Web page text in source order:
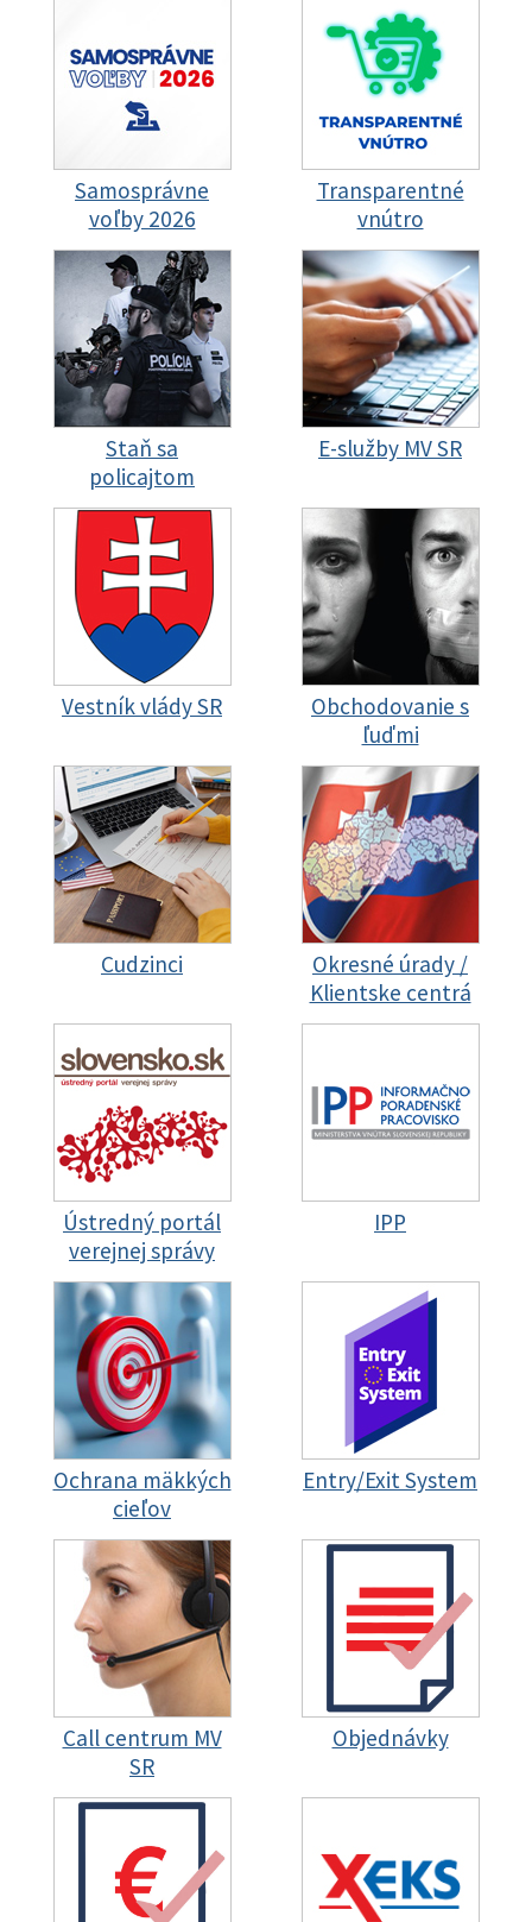
Samosprávne
voľby 2026
Transparentné
vnútro
Staň sa
policajtom
E-služby MV SR
Vestník vlády SR
Obchodovanie s
ľuďmi
Cudzinci
Okresné úrady /
Klientske centrá
Ústredný portál
verejnej správy
IPP
Ochrana mäkkých
cieľov
Entry/Exit System
Call centrum MV
SR
Objednávky